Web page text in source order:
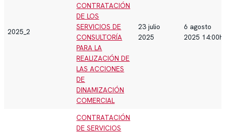
2025_2
CONTRATACIÓN
DE LOS
SERVICIOS DE
CONSULTORÍA
PARA LA
REALIZACIÓN DE
LAS ACCIONES
DE
DINAMIZACIÓN
COMERCIAL
23 julio
2025
6 agosto
2025 14:00h
CONTRATACIÓN
DE SERVICIOS